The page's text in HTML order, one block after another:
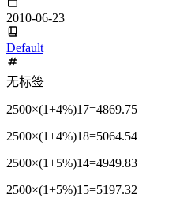
2010-06-23
Default
无标签
2500×(1+4%)17=4869.75
2500×(1+4%)18=5064.54
2500×(1+5%)14=4949.83
2500×(1+5%)15=5197.32